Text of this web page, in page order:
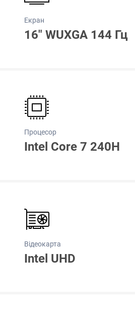
Екран
16" WUXGA 144 Гц
Процесор
Intel Core 7 240H
Відеокарта
Intel UHD